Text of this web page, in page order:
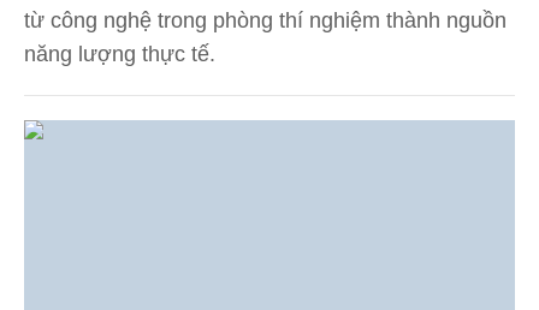
từ công nghệ trong phòng thí nghiệm thành nguồn
năng lượng thực tế.